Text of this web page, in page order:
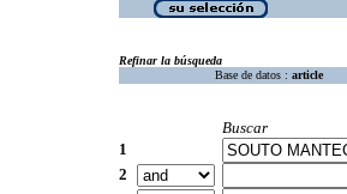
Refinar la búsqueda
Base de datos : article
Buscar
1
2